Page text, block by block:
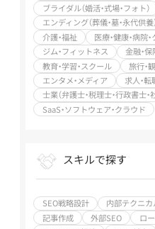
トウェア・クラウ
ド
ブライダル（婚活・式場・フォト）
エンディング（葬儀・墓・永代供養
介護・福祉
医療・健康・病院
ジム・フィットネス
金融・保
教育・学習・スクール
旅行・
エンタメ・メディア
求人・転
士業（弁護士・税理士・行政書士・
SaaS・ソフトウェア・クラウド
スキルで探す
SEO戦略設計 内部テクニカ
記事作成
外部SEO ロ